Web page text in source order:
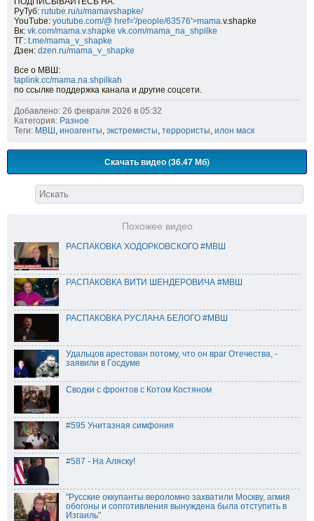
РуТуб: rutube.ru/u/mamavshapke/
YouTube: youtube.com/@ href='/people/63576'>mama .v.shapke
Вк: vk.com/mama.v.shapke vk.com/mama_na_shpilke
ТГ: t.me/mama_v_shapke
Дзен: dzen.ru/mama_v_shapke
Все о МВШ:
taplink.cc/mama.na.shpilkah
по ссылке поддержка канала и другие соцсети.
Добавлено: 26 февраля 2026 в 05:32
Категория: Разное
Теги: МВШ иноагенты экстремисты террористы илон маск
Скачать видео (36.47 Мб)
Похожее видео
РАСПАКОВКА ХОДОРКОВСКОГО #МВШ
РАСПАКОВКА ВИТИ ШЕНДЕРОВИЧА #МВШ
РАСПАКОВКА РУСЛАНА БЕЛОГО #МВШ
Удальцов арестован потому, что он враг Отечества, -
заявили в Госдуме
Сводки с фронтов с Котом Костяном
#595 Унитазная симфония
#587 - На Аляску!
"Русские оккупанты вероломно захватили Москву, агмия
обогоны и сопготивления вынуждена была отступить в
Изгаиль"